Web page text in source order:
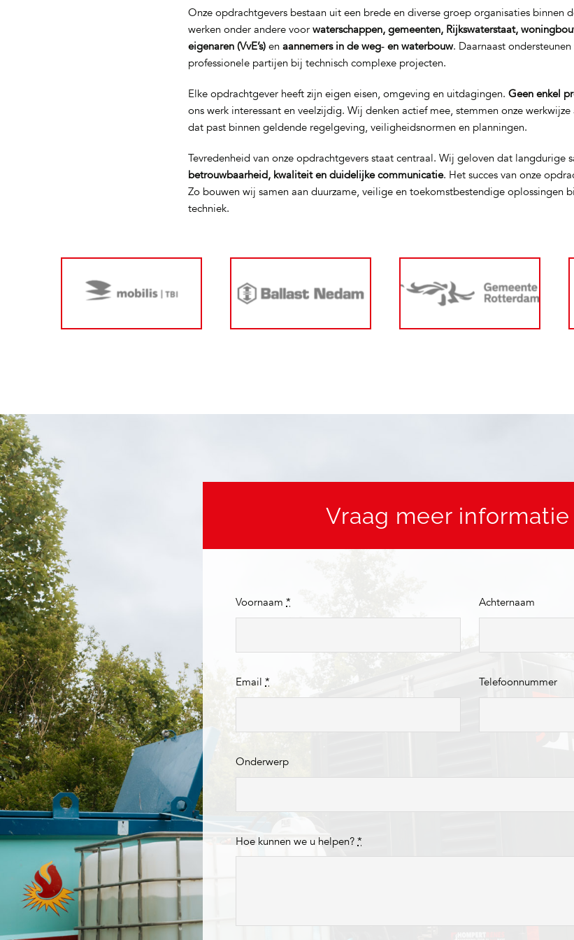
Onze opdrachtgevers bestaan uit een brede en diverse groep organisaties binnen
werken onder andere voorwaterschappen, gemeenten, Rijkswaterstaat,
eigenaren (VvE’s) enaannemers in de weg‑ en waterbouw. Daarnaast
professionele partijen bij technisch complexe projecten.
Elke opdrachtgever heeft zijn eigen eisen, omgeving en uitdagingen.Geen enkel
ons werk interessant en veelzijdig. Wij denken actief mee, stemmen onze
dat past binnen geldende regelgeving, veiligheidsnormen en planningen.
Tevredenheid van onze opdrachtgevers staat centraal. Wij geloven dat langdurige
betrouwbaarheid, kwaliteit en duidelijke communicatie. Het succes van onze
Zo bouwen wij samen aan duurzame, veilige en toekomstbestendige oplossingen
techniek.
Vraag meer informatie
Voornaam*
Email*
Achternaam
Telefoonnummer
Onderwerp
Hoe kunnen we u helpen?*